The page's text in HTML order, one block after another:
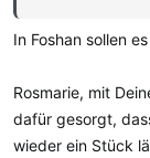
In Foshan sollen
Rosmarie, mit
dafür gesorgt,
wieder ein Stück